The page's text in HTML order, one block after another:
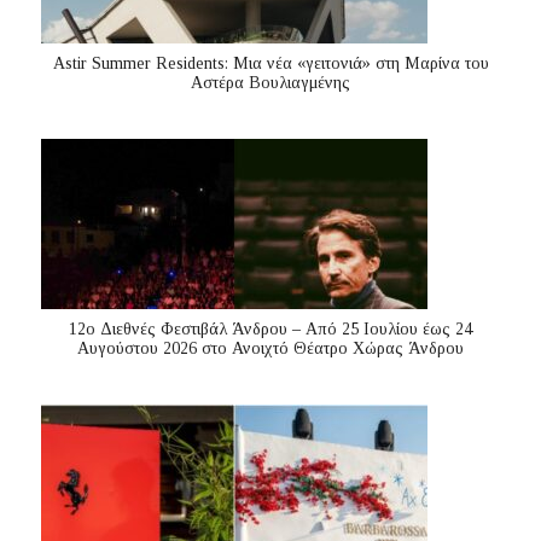
Astir Summer Residents: Μια νέα «γειτονιά» στη Μαρίνα του
Αστέρα Βουλιαγμένης
12ο Διεθνές Φεστιβάλ Άνδρου – Από 25 Ιουλίου έως 24
Αυγούστου 2026 στο Ανοιχτό Θέατρο Χώρας Άνδρου